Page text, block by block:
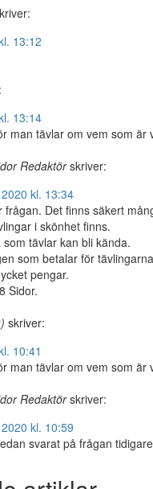
13:12
13:14
man tävlar om vem som är
Redaktör skriver:
kl. 13:34
frågan. Det finns säkert
i skönhet finns.
som tävlar kan bli kända.
som betalar för tävlingarna
pengar.
Sidor.
skriver:
10:41
man tävlar om vem som är
Redaktör skriver:
kl. 10:59
svarat på frågan